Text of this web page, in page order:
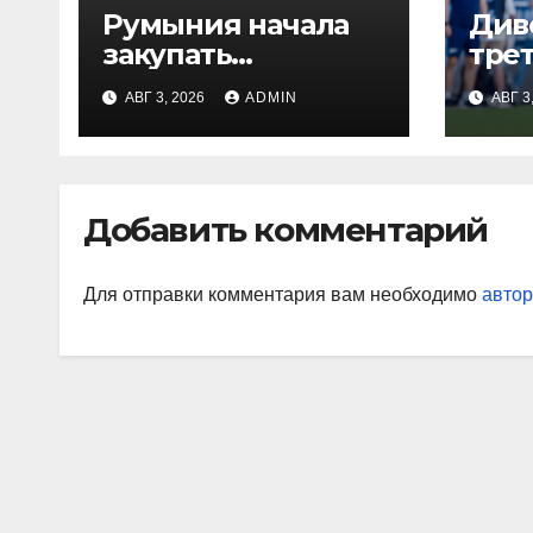
Румыния начала
закупать
электроэнергию
на Украине из-за
дефицита
АВГ 3, 2026 ADMIN АВГ
Добавить комментарий
Для отправки комментария вам необходимо